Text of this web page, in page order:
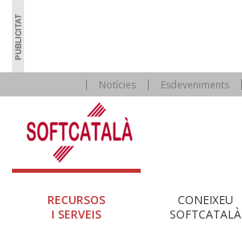
Notícies Esdeveniments
RECURSOS
I SERVEIS
CONEIXEU
SOFTCATALÀ